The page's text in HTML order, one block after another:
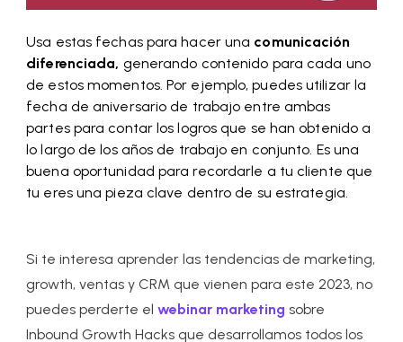
Usa estas fechas para hacer una comunicación
diferenciada, generando contenido para cada uno
de estos momentos. Por ejemplo, puedes utilizar la
fecha de aniversario de trabajo entre ambas
partes para contar los logros que se han obtenido a
lo largo de los años de trabajo en conjunto. Es una
buena oportunidad para recordarle a tu cliente que
tu eres una pieza clave dentro de su estrategia.
Si te interesa aprender las tendencias de marketing,
growth, ventas y CRM que vienen para este 2023, no
puedes perderte elwebinar marketing sobre
Inbound Growth Hacks que desarrollamos todos los